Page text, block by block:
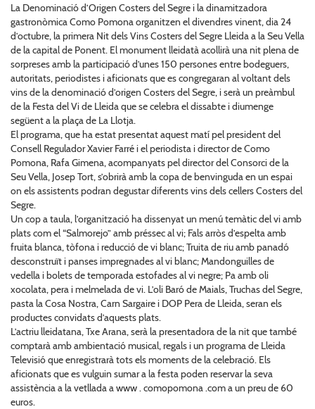
La Denominació d’Origen Costers del Segre i la dinamitzadora
gastronòmica Como Pomona organitzen el divendres vinent, dia 24
d’octubre, la primera Nit dels Vins Costers del Segre Lleida a la Seu Vella
de la capital de Ponent. El monument lleidatà acollirà una nit plena de
sorpreses amb la participació d’unes 150 persones entre bodeguers,
autoritats, periodistes i aficionats que es congregaran al voltant dels
vins de la denominació d’origen Costers del Segre, i serà un preàmbul
de la Festa del Vi de Lleida que se celebra el dissabte i diumenge
següent a la plaça de La Llotja.
El programa, que ha estat presentat aquest matí pel president del
Consell Regulador Xavier Farré i el periodista i director de Como
Pomona, Rafa Gimena, acompanyats pel director del Consorci de la
Seu Vella, Josep Tort, s’obrirà amb la copa de benvinguda en un espai
on els assistents podran degustar diferents vins dels cellers Costers del
Segre.
Un cop a taula, l’organització ha dissenyat un menú temàtic del vi amb
plats com el “Salmorejo” amb préssec al vi; Fals arròs d’espelta amb
fruita blanca, tòfona i reducció de vi blanc; Truita de riu amb panadó
desconstruït i panses impregnades al vi blanc; Mandonguilles de
vedella i bolets de temporada estofades al vi negre; Pa amb oli
xocolata, pera i melmelada de vi. L’oli Baró de Maials, Truchas del Segre,
pasta la Cosa Nostra, Carn Sargaire i DOP Pera de Lleida, seran els
productes convidats d’aquests plats.
L’actriu lleidatana, Txe Arana, serà la presentadora de la nit que també
comptarà amb ambientació musical, regals i un programa de Lleida
Televisió que enregistrarà tots els moments de la celebració. Els
aficionats que es vulguin sumar a la festa poden reservar la seva
assistència a la vetllada a www . comopomona .com a un preu de 60
euros.